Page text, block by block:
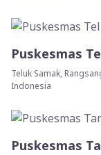
Puskesmas
Teluk Samak,
Indonesia
Puskesmas